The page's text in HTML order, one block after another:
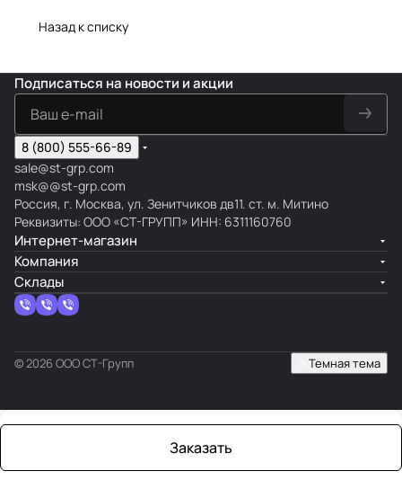
Назад к списку
Заказать
Подписаться на новости и акции
8 (800) 555-66-89
sale@st-grp.com
msk@@st-grp.com
Россия, г. Москва, ул. Зенитчиков дв11. ст. м. Митино
Реквизиты: ООО «СТ-ГРУПП» ИНН: 6311160760
Интернет-магазин
Компания
Склады
© 2026 ООО СТ-Групп Темная тема